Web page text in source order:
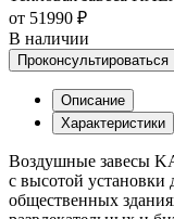
от 51990 ₽
В наличии
Проконсультироваться
Описание
Характеристики
Воздушные завесы
с высотой
общественных